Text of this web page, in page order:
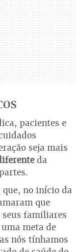
pacientes e
seja mais
da
que, no início da
que
familiares
meta de
nós tínhamos